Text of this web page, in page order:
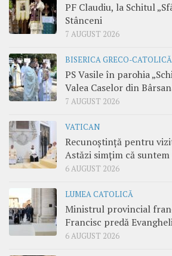
PF Claudiu, la Schitul
Stânceni
7 AUGUST 2026
BISERICA GRECO-CATOLICĂ
PS Vasile în parohia
Valea Caselor din
7 AUGUST 2026
VATICAN
Recunoștință pentru
Astăzi simțim că suntem
6 AUGUST 2026
LUMEA CATOLICĂ
Ministrul provincial
Francisc predă
6 AUGUST 2026